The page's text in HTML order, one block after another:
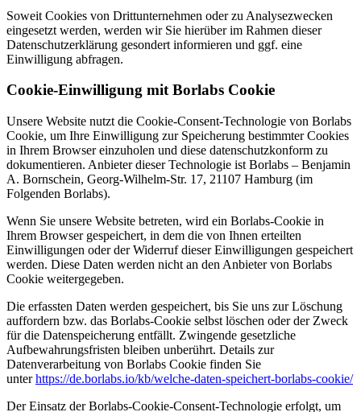
Soweit Cookies von Drittunternehmen oder zu Analysezwecken
eingesetzt werden, werden wir Sie hierüber im Rahmen dieser
Datenschutzerklärung gesondert informieren und ggf. eine
Einwilligung abfragen.
Cookie-Einwilligung mit Borlabs Cookie
Unsere Website nutzt die Cookie-Consent-Technologie von Borlabs
Cookie, um Ihre Einwilligung zur Speicherung bestimmter Cookies
in Ihrem Browser einzuholen und diese datenschutzkonform zu
dokumentieren. Anbieter dieser Technologie ist Borlabs – Benjamin
A. Bornschein, Georg-Wilhelm-Str. 17, 21107 Hamburg (im
Folgenden Borlabs).
Wenn Sie unsere Website betreten, wird ein Borlabs-Cookie in
Ihrem Browser gespeichert, in dem die von Ihnen erteilten
Einwilligungen oder der Widerruf dieser Einwilligungen gespeichert
werden. Diese Daten werden nicht an den Anbieter von Borlabs
Cookie weitergegeben.
Die erfassten Daten werden gespeichert, bis Sie uns zur Löschung
auffordern bzw. das Borlabs-Cookie selbst löschen oder der Zweck
für die Datenspeicherung entfällt. Zwingende gesetzliche
Aufbewahrungsfristen bleiben unberührt. Details zur
Datenverarbeitung von Borlabs Cookie finden Sie
unterhttps://de.borlabs.io/kb/welche-daten-speichert-borlabs-cookie/
Der Einsatz der Borlabs-Cookie-Consent-Technologie erfolgt, um